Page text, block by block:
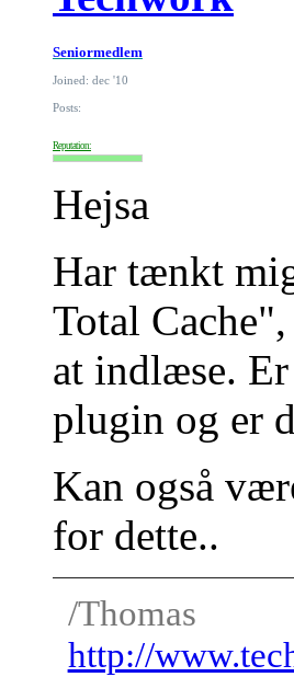
Seniormedlem
Joined: dec '10
Posts:
Reputation:
Hejsa
Har tænkt
Total
at indlæse.
plugin og er
Kan også
for dette..
/Thomas
http://